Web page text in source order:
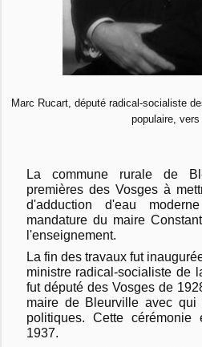
Marc Rucart, député radical-socialiste
populaire, vers
La commune rurale de
premières des Vosges à
d'adduction d'eau
mandature du maire
l'enseignement.
La fin des travaux fut
ministre radical-socialiste de
fut député des Vosges de
maire de Bleurville avec
politiques. Cette
1937.